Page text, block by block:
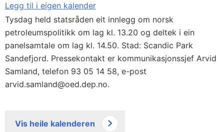
Legg til i eigen kalender
Tysdag held statsråden eit innlegg om norsk
petroleumspolitikk om lag kl. 13.20 og deltek i ein
panelsamtale om lag kl. 14.50. Stad: Scandic Park
Sandefjord. Pressekontakt er kommunikasjonssjef Arvid
Samland, telefon 93 05 14 58, e-post
arvid.samland@oed.dep.no.
Vis heile kalenderen